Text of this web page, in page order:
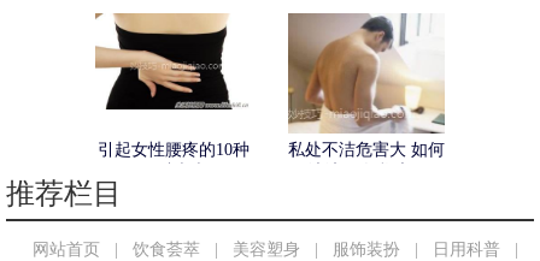
引起女性腰疼的10种
私处不洁危害大 如何
推荐栏目
网站首页 饮食荟萃 美容塑身 服饰装扮 日用科普